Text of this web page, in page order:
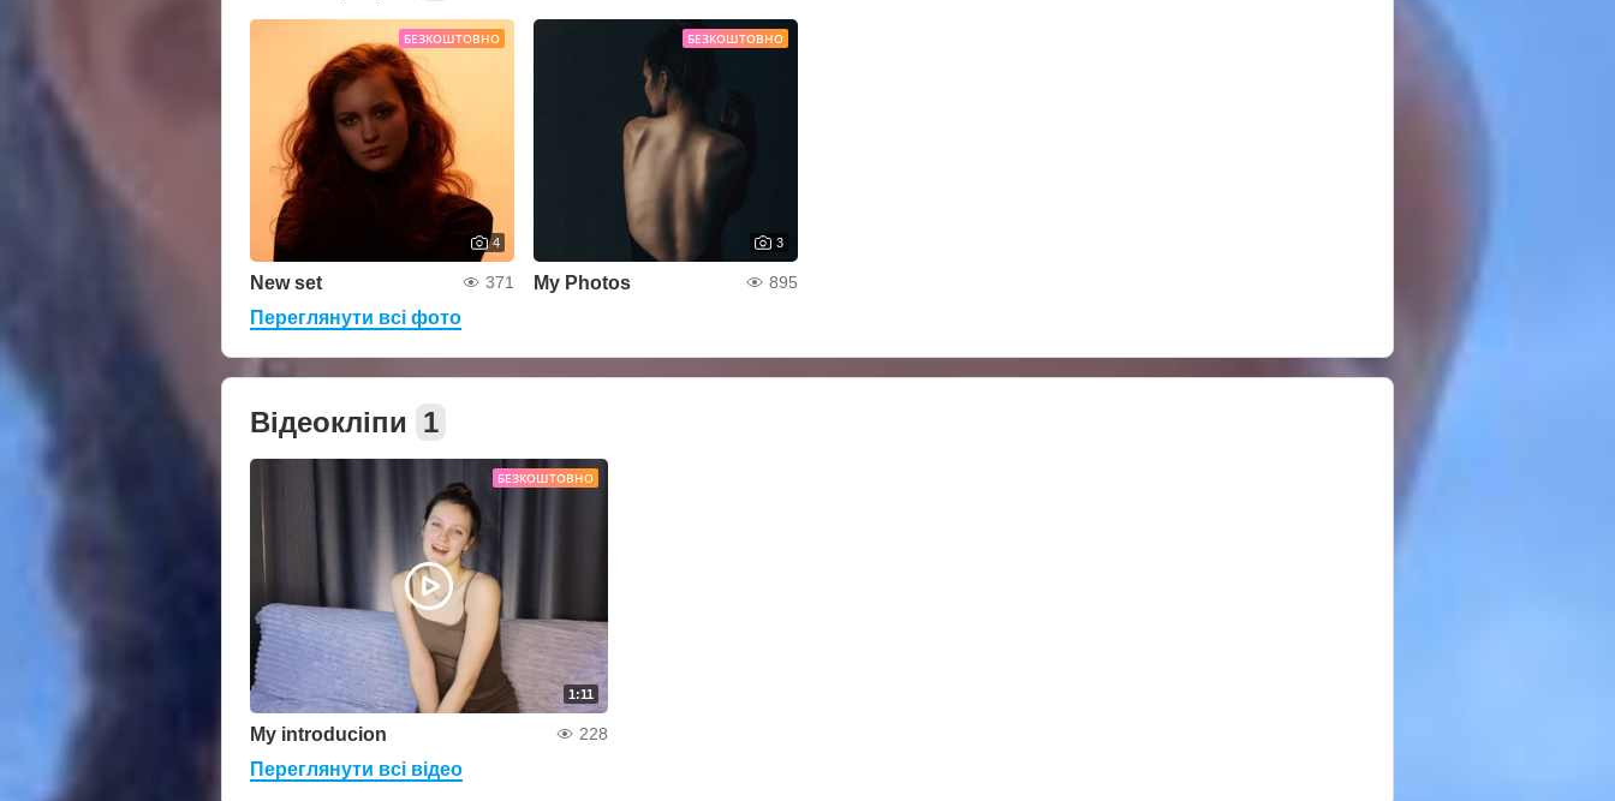
БЕЗКОШТОВНО
4
New set 371
БЕЗКОШТОВНО
3
My Photos 895
Переглянути всі фото
Відеокліпи 1
БЕЗКОШТОВНО
1:11
My introducion 228
Переглянути всі відео